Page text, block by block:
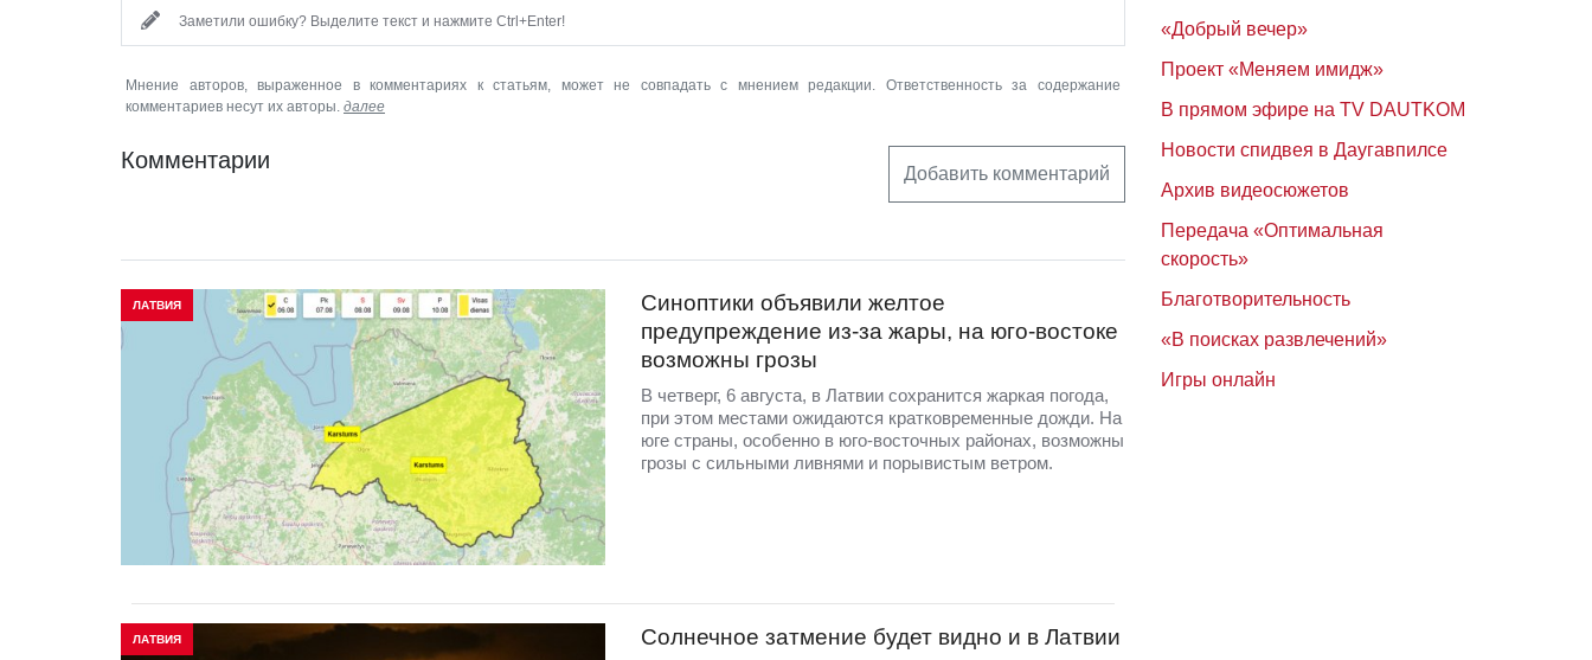
Заметили ошибку? Выделите текст и нажмите Ctrl+Enter!
Мнение авторов, выраженное в комментариях к статьям, может не совпадать с мнением редакции. Ответственность за содержание
комментариев несут их авторы. далее
Комментарии
Добавить комментарий
ЛАТВИЯ
Синоптики объявили желтое
предупреждение из-за жары, на юго-востоке
возможны грозы
В четверг, 6 августа, в Латвии сохранится жаркая погода,
при этом местами ожидаются кратковременные дожди. На
юге страны, особенно в юго-восточных районах, возможны
грозы с сильными ливнями и порывистым ветром.
ЛАТВИЯ Солнечное затмение будет видно и в Латвии
«Добрый вечер»
Проект «Меняем имидж»
В прямом эфире на TV DAUTKOM
Новости спидвея в Даугавпилсе
Архив видеосюжетов
Передача «Оптимальная
скорость»
Благотворительность
«В поисках развлечений»
Игры онлайн